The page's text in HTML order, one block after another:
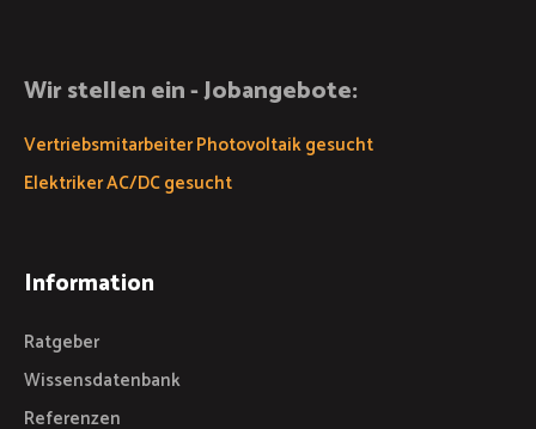
Wir stellen ein - Jobangebote:
Vertriebsmitarbeiter Photovoltaik gesucht
Elektriker AC/DC gesucht
Information
Ratgeber
Wissensdatenbank
Referenzen